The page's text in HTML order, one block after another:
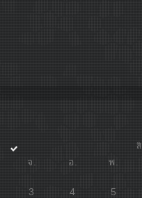
จ. อ. พ.
3
4 5